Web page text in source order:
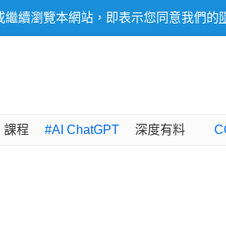
續瀏覽本網站，即表示您同意我們的
課程 #AI ChatGPT 深度有料